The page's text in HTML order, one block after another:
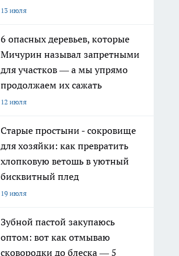
13 июля
6 опасных деревьев, которые
Мичурин называл запретными
для участков — а мы упрямо
продолжаем их сажать
12 июля
Старые простыни - сокровище
для хозяйки: как превратить
хлопковую ветошь в уютный
бисквитный плед
19 июля
Зубной пастой закупаюсь
оптом: вот как отмываю
сковородки до блеска — 5